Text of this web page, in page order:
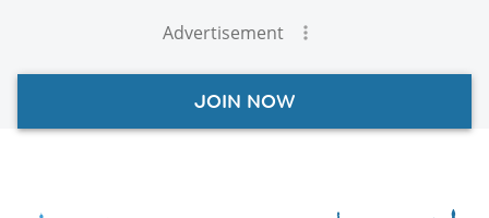
Advertisement
JOIN NOW